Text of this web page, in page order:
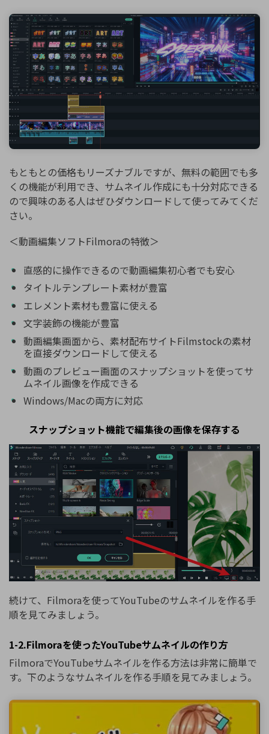
もともとの価格もリーズナブルですが、無料の範囲でも多
くの機能が利用でき、サムネイル作成にも十分対応できる
ので興味のある人はぜひダウンロードして使ってみてくだ
さい。
＜動画編集ソフトFilmoraの特徴＞
直感的に操作できるので動画編集初心者でも安心
タイトルテンプレート素材が豊富
エレメント素材も豊富に使える
文字装飾の機能が豊富
動画編集画面から、素材配布サイトFilmstockの素材
を直接ダウンロードして使える
動画のプレビュー画面のスナップショットを使ってサ
ムネイル画像を作成できる
Windows/Macの両方に対応
スナップショット機能で編集後の画像を保存する
続けて、Filmoraを使ってYouTubeのサムネイルを作る手
順を見てみましょう。
1-2.Filmoraを使ったYouTubeサムネイルの作り方
FilmoraでYouTubeサムネイルを作る方法は非常に簡単で
す。下のようなサムネイルを作る手順を見てみましょう。